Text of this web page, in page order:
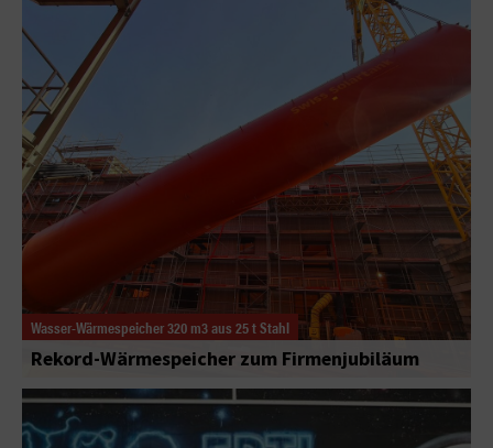
Wasser-Wärmespeicher 320 m3 aus 25 t Stahl
Rekord-Wärmespeicher zum Firmenjubiläum